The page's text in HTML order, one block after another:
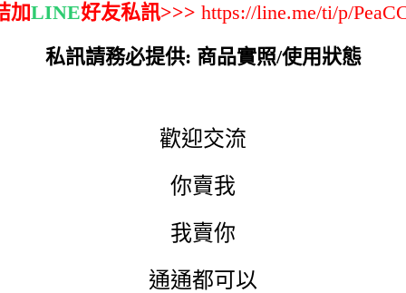
加LINE好友私訊>>> https://line.me/ti/p/
私訊請務必提供: 商品實照/使用狀態
歡迎交流
你賣我
我賣你
通通都可以